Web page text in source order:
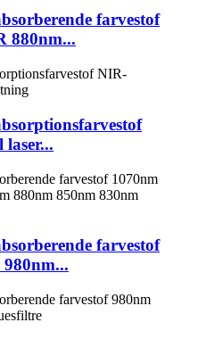
farvestof
880nm...
farvestof